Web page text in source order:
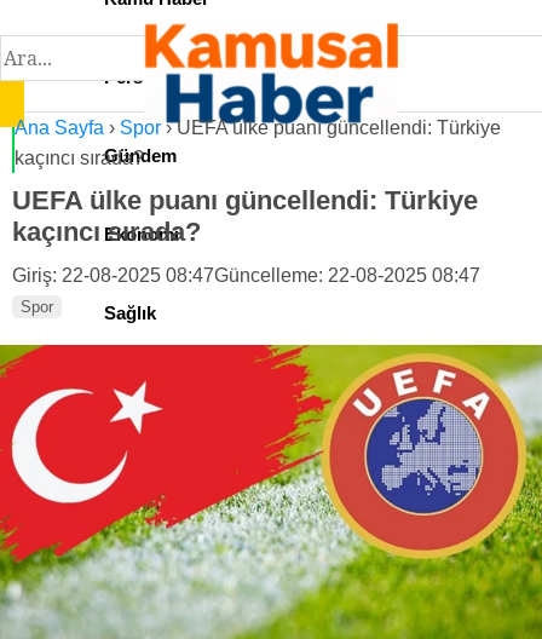
Personel İlan
Gündem
Ekonomi
Sağlık
Teknoloji
Spor
Yerel Haberler
Faydalı Bilgiler
Ana Sayfa › Spor ›UEFA ülke puanı güncellendi: Türkiye
kaçıncı sırada?
UEFA ülke puanı güncellendi: Türkiye
kaçıncı sırada?
Giriş: 22-08-2025 08:47Güncelleme: 22-08-2025 08:47
Spor